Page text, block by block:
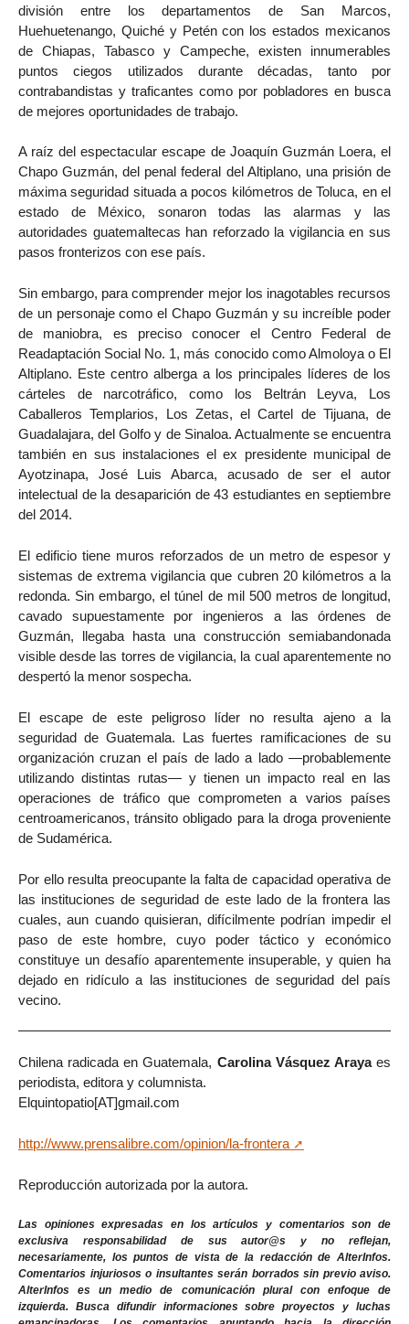
división entre los departamentos de San Marcos,
Huehuetenango, Quiché y Petén con los estados mexicanos
de Chiapas, Tabasco y Campeche, existen innumerables
puntos ciegos utilizados durante décadas, tanto por
contrabandistas y traficantes como por pobladores en busca
de mejores oportunidades de trabajo.
A raíz del espectacular escape de Joaquín Guzmán Loera, el
Chapo Guzmán, del penal federal del Altiplano, una prisión de
máxima seguridad situada a pocos kilómetros de Toluca, en el
estado de México, sonaron todas las alarmas y las
autoridades guatemaltecas han reforzado la vigilancia en sus
pasos fronterizos con ese país.
Sin embargo, para comprender mejor los inagotables recursos
de un personaje como el Chapo Guzmán y su increíble poder
de maniobra, es preciso conocer el Centro Federal de
Readaptación Social No. 1, más conocido como Almoloya o El
Altiplano. Este centro alberga a los principales líderes de los
cárteles de narcotráfico, como los Beltrán Leyva, Los
Caballeros Templarios, Los Zetas, el Cartel de Tijuana, de
Guadalajara, del Golfo y de Sinaloa. Actualmente se encuentra
también en sus instalaciones el ex presidente municipal de
Ayotzinapa, José Luis Abarca, acusado de ser el autor
intelectual de la desaparición de 43 estudiantes en septiembre
del 2014.
El edificio tiene muros reforzados de un metro de espesor y
sistemas de extrema vigilancia que cubren 20 kilómetros a la
redonda. Sin embargo, el túnel de mil 500 metros de longitud,
cavado supuestamente por ingenieros a las órdenes de
Guzmán, llegaba hasta una construcción semiabandonada
visible desde las torres de vigilancia, la cual aparentemente no
despertó la menor sospecha.
El escape de este peligroso líder no resulta ajeno a la
seguridad de Guatemala. Las fuertes ramificaciones de su
organización cruzan el país de lado a lado —probablemente
utilizando distintas rutas— y tienen un impacto real en las
operaciones de tráfico que comprometen a varios países
centroamericanos, tránsito obligado para la droga proveniente
de Sudamérica.
Por ello resulta preocupante la falta de capacidad operativa de
las instituciones de seguridad de este lado de la frontera las
cuales, aun cuando quisieran, difícilmente podrían impedir el
paso de este hombre, cuyo poder táctico y económico
constituye un desafío aparentemente insuperable, y quien ha
dejado en ridículo a las instituciones de seguridad del país
vecino.
Chilena radicada en Guatemala, Carolina Vásquez Arayaes
periodista, editora y columnista.
Elquintopatio[AT]gmail.com
http://www.prensalibre.com/opinion/la-frontera
Reproducción autorizada por la autora.
Las opiniones expresadas en los artículos y comentarios son de
exclusiva responsabilidad de sus autor@s y no reflejan,
necesariamente, los puntos de vista de la redacción de AlterInfos.
Comentarios injuriosos o insultantes serán borrados sin previo aviso.
AlterInfos es un medio de comunicación plural con enfoque de
izquierda. Busca difundir informaciones sobre proyectos y luchas